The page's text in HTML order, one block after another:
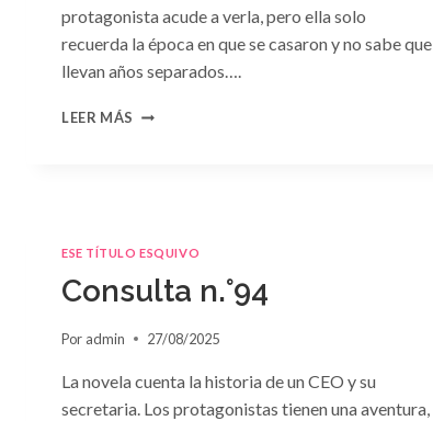
protagonista acude a verla, pero ella solo
recuerda la época en que se casaron y no sabe que
llevan años separados….
LEER MÁS CONSULTA
SUSAN
ESE TÍTULO ESQUIVO
Consulta n.°94
Por admin 27/08/2025
La novela cuenta la historia de un CEO y su
secretaria. Los protagonistas tienen una aventura,